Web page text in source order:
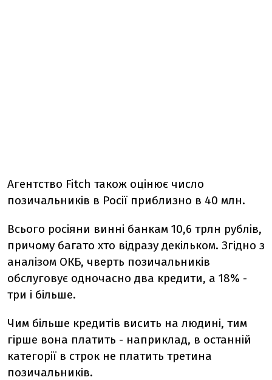
Агентство Fitch також оцінює число
позичальників в Росії приблизно в 40 млн.
Всього росіяни винні банкам 10,6 трлн рублів,
причому багато хто відразу декільком. Згідно з
аналізом ОКБ, чверть позичальників
обслуговує одночасно два кредити, а 18% -
три і більше.
Чим більше кредитів висить на людині, тим
гірше вона платить - наприклад, в останній
категорії в строк не платить третина
позичальників.